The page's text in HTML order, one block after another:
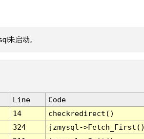
未启动。
Line
Code
14
checkredirect()
324
jzmysql-